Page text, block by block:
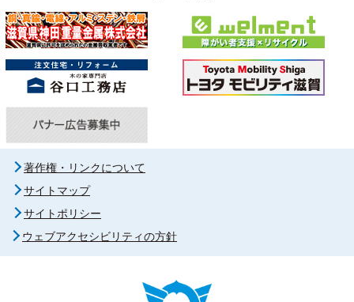
著作権・リンクについて
サイトマップ
サイトポリシー
ウェブアクセシビリティの方針